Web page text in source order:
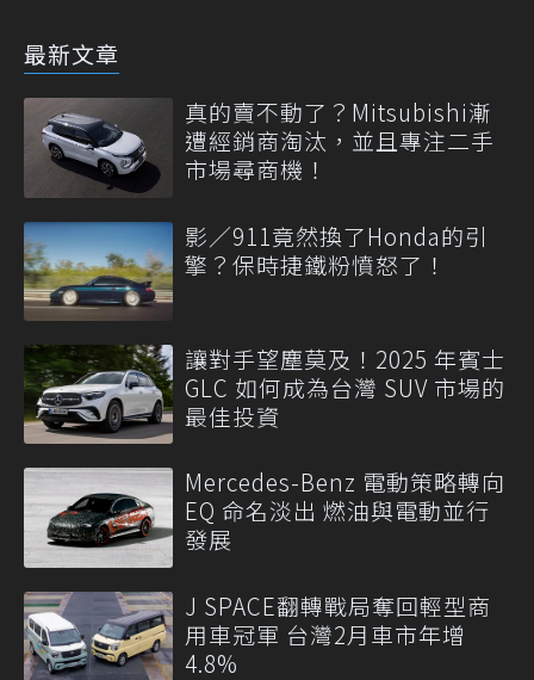
最新文章
真的賣不動了？Mitsubishi漸
遭經銷商淘汰，並且專注二手
市場尋商機！
影／911竟然換了Honda的引
擎？保時捷鐵粉憤怒了！
讓對手望塵莫及！2025 年賓士
GLC 如何成為台灣 SUV 市場的
最佳投資
Mercedes-Benz 電動策略轉向
EQ 命名淡出 燃油與電動並行
發展
J SPACE翻轉戰局奪回輕型商
用車冠軍 台灣2月車市年增
4.8%